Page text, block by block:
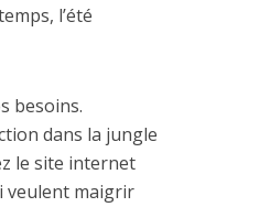
l’été
besoins.
dans la jungle
le site internet
veulent maigrir